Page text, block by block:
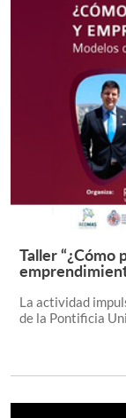
Taller
La actividad
de la Pontificia